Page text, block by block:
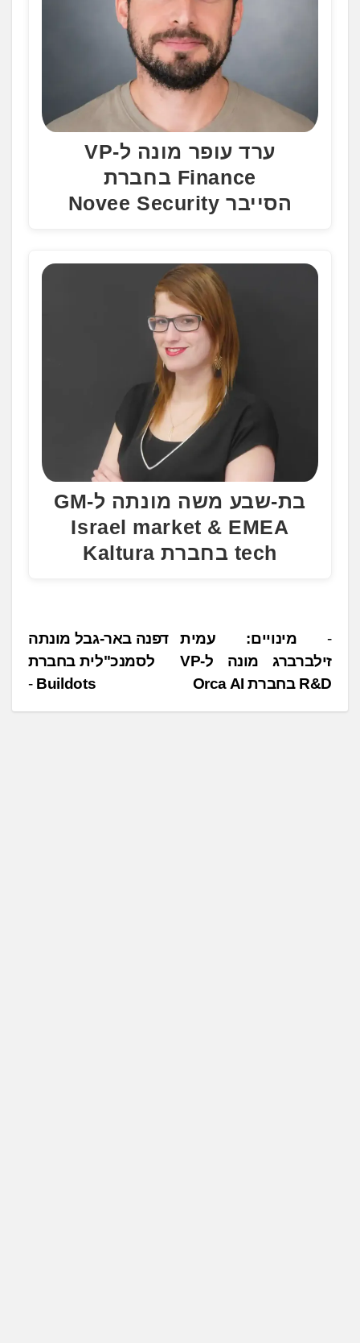
ערד עופר מונה ל-VP
Finance בחברת
הסייבר Novee Security
בת-שבע משה מונתה ל-GM
Israel market & EMEA
tech בחברת Kaltura
נ
י
ו
דפנה באר-גבל מונתה
לסמנכ"לית בחברת
Buildots
מינויים: עמית
זילברברג מונה ל-VP
R&D בחברת Orca AI